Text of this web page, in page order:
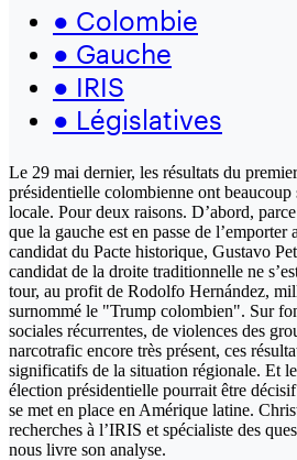
● Colombie
● Gauche
● IRIS
● Législatives
Le 29 mai dernier, les résultats du
présidentielle colombienne ont
locale. Pour deux raisons. D’abord,
que la gauche est en passe de l’emporter
candidat du Pacte historique, Gustavo
candidat de la droite traditionnelle ne
tour, au profit de Rodolfo Hernández,
surnommé le "Trump colombien". Sur
sociales récurrentes, de violences des
narcotrafic encore très présent, ces
significatifs de la situation régionale. Et
élection présidentielle pourrait être
se met en place en Amérique latine.
recherches à l’IRIS et spécialiste des
nous livre son analyse.